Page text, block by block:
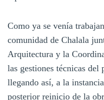
Como ya se venía
comunidad de Chalala
Arquitectura y la
las gestiones técnicas
llegando así, a la
posterior reinicio de la